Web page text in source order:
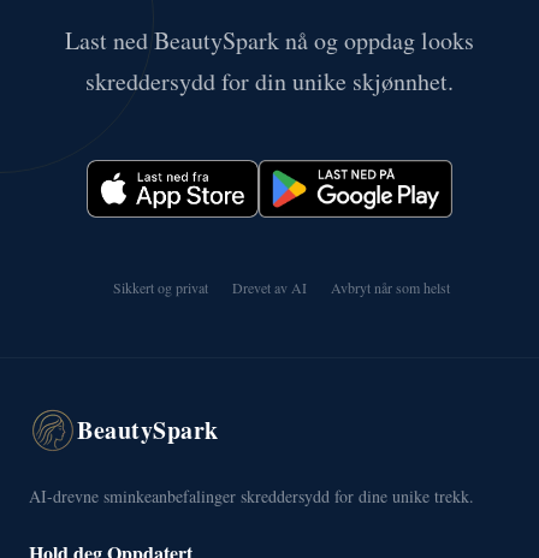
Last ned BeautySpark nå og oppdag looks
skreddersydd for din unike skjønnhet.
Sikkert og privat Drevet av AI Avbryt når som helst
BeautySpark
AI-drevne sminkeanbefalinger skreddersydd for dine unike trekk.
Hold deg Oppdatert